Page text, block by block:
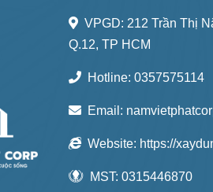
VPGD: 212 Trần Thị
Q.12, TP HCM
Hotline:0357575114
Email:
Website: https://
MST:0315446870